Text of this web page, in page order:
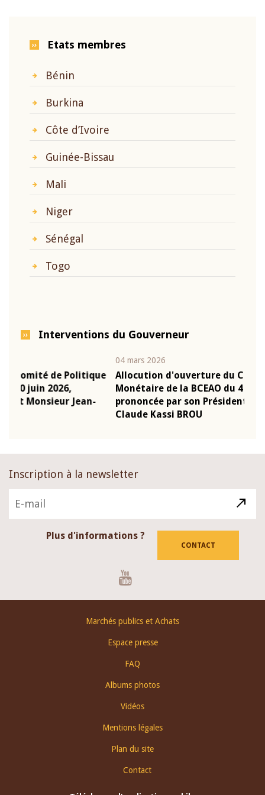
Etats membres
Bénin
Burkina
Côte d’Ivoire
Guinée-Bissau
Mali
Niger
Sénégal
Togo
Interventions du Gouverneur
Allocution d'ouverture du Comité de Politique
Monétaire de la BCEAO du 4 mars 2026,
prononcée par son Président Monsieur Jean-
Inscription à la newsletter
Plus d'informations ?
CONTACT
Marchés publics et Achats
Espace presse
FAQ
Albums photos
Vidéos
Mentions légales
Plan du site
Contact